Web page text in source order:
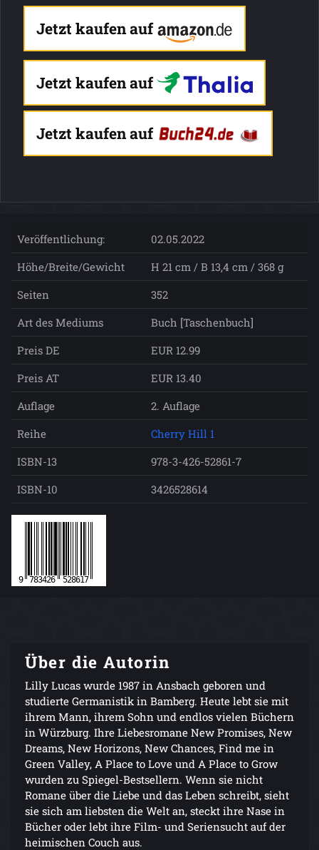
Jetzt kaufen auf
Jetzt kaufen auf
Jetzt kaufen auf
Veröffentlichung:
02.05.2022
Höhe/Breite/Gewicht
H 21 cm / B 13,4 cm / 368 g
Seiten
352
Art des Mediums
Buch [Taschenbuch]
Preis DE
EUR 12.99
Preis AT
EUR 13.40
Auflage
2. Auflage
Reihe
Cherry Hill 1
ISBN-13
978-3-426-52861-7
ISBN-10
3426528614
Über die Autorin
Lilly Lucas wurde 1987 in Ansbach geboren und
studierte Germanistik in Bamberg. Heute lebt sie mit
ihrem Mann, ihrem Sohn und endlos vielen Büchern
in Würzburg. Ihre Liebesromane New Promises, New
Dreams, New Horizons, New Chances, Find me in
Green Valley, A Place to Love und A Place to Grow
wurden zu Spiegel-Bestsellern. Wenn sie nicht
Romane über die Liebe und das Leben schreibt, sieht
sie sich am liebsten die Welt an, steckt ihre Nase in
Bücher oder lebt ihre Film- und Seriensucht auf der
heimischen Couch aus.